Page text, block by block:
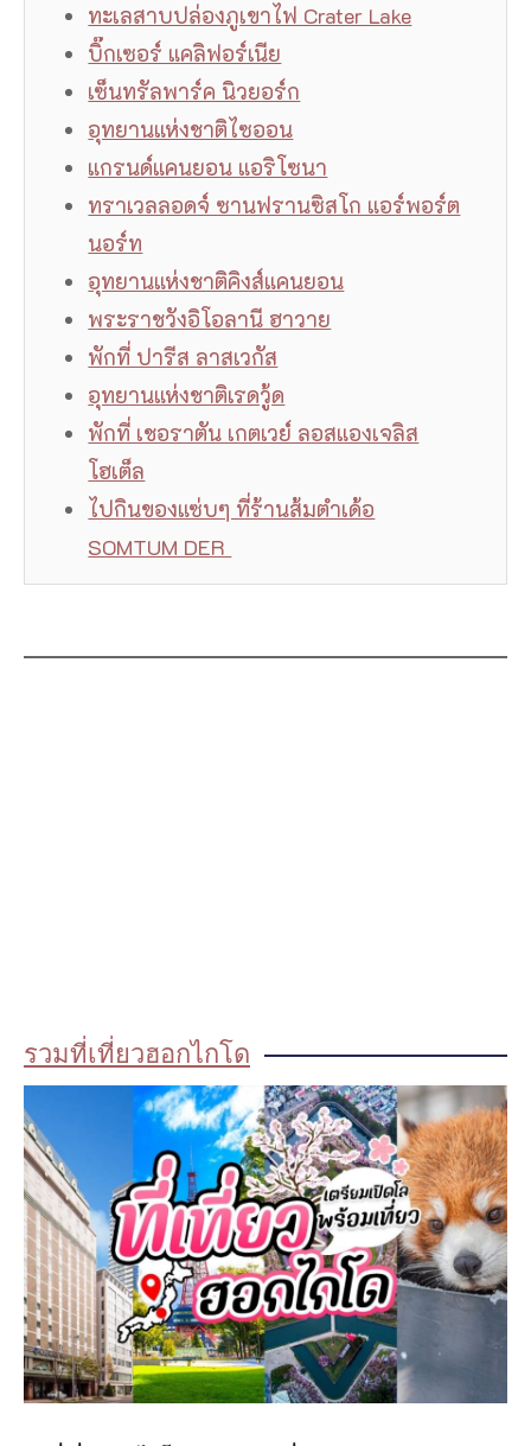
ทะเลสาบปล่องภูเขาไฟ Crater Lake
บิ๊กเซอร์ แคลิฟอร์เนีย
เซ็นทรัลพาร์ค นิวยอร์ก
อุทยานแห่งชาติไซออน
แกรนด์แคนยอน แอริโซนา
ทราเวลลอดจ์ ซานฟรานซิสโก แอร์พอร์ต
นอร์ท
อุทยานแห่งชาติคิงส์แคนยอน
พระราชวังอิโอลานี ฮาวาย
พักที่ ปารีส ลาสเวกัส
อุทยานแห่งชาติเรดวู้ด
พักที่ เชอราตัน เกตเวย์ ลอสแองเจลิส
โฮเต็ล
ไปกินของแซ่บๆ ที่ร้านส้มตำเด้อ
SOMTUM DER
รวมที่เที่ยวฮอกไกโด